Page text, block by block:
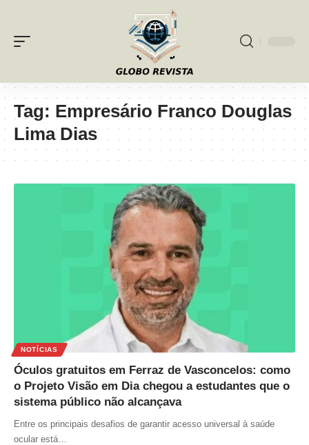
Tag: Empresário Franco Douglas
Lima Dias
NOTÍCIAS
Óculos gratuitos em Ferraz de Vasconcelos: como
o Projeto Visão em Dia chegou a estudantes que o
sistema público não alcançava
Entre os principais desafios de garantir acesso universal à saúde
ocular está…